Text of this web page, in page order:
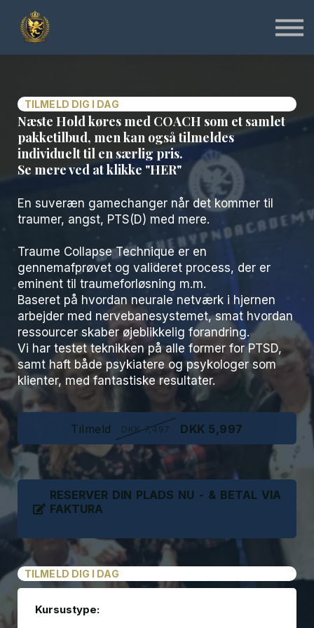
Tilmeld
TILMELD DIG I DAG
Næste Hold køres med COACH som et samlet
pakketilbud, men kan også tilmeldes
individuelt til en særlig pris.
Se mere ved at klikke "HER"
En suveræn gamechanger når det kommer til
traumer, angst, PTS(D) med mere.
Traume Collapse Technique er en
gennemafprøvet og valideret process, der er
eminent til traumeforløsning m.m.
Baseret på hvordan neurale netværk i hjernen
arbejder med nervebanesystemet, smat hvordan
ressourcer skaber øjeblikkelig forandring.
Vi har testet teknikken på alle former for PTSD,
samt haft både psykiatere og psykologer som
klienter, med fantastiske resultater.
Tilmeld DKK 7,497 DKK 5,997
RESERVER DIN PLADS NU - & BETAL VIA
FAKTURA
TILMELD DIG I DAG
Kursustype: